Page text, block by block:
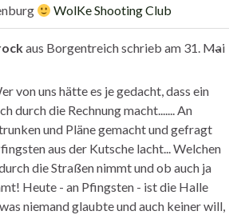
WolKe Shooting Club
aus Borgentreichschrieb am 31. Mai
von uns hätte es je gedacht, dass ein
durch die Rechnung macht....... An
und Pläne gemacht und gefragt
aus der Kutsche lacht... Welchen
die Straßen nimmt und ob auch ja
Heute - an Pfingsten - ist die Halle
niemand glaubte und auch keiner will,
...